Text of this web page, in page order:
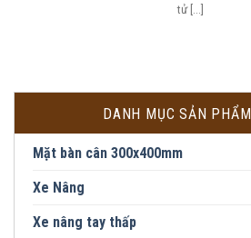
tử [...]
DANH MỤC SẢN PHẨM
Mặt bàn cân 300x400mm
Xe Nâng
Xe nâng tay thấp